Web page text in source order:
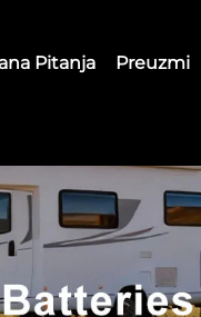
Pitanja Preuzmi